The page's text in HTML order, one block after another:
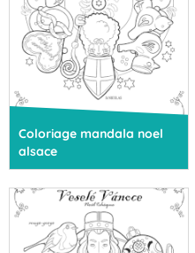
Coloriage mandala noel
alsace